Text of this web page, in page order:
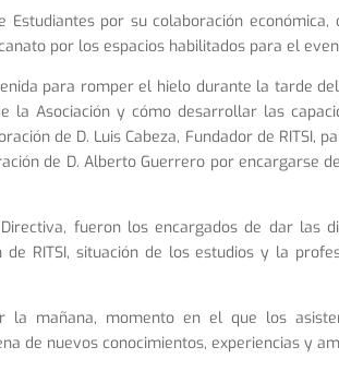
por su colaboración
por los espacios habilitados para el
para romper el hielo durante la tarde
Asociación y cómo desarrollar las
de D. Luis Cabeza, Fundador de RITSI,
de D. Alberto Guerrero por encargarse
fueron los encargados de dar las
RITSI, situación de los estudios y la
la mañana, momento en el que los
de nuevos conocimientos, experiencias y